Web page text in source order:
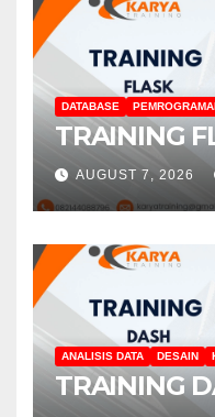
DATABASE
TRAINING
AUGUST 7, 2026
ANALISIS DATA DESAIN
TRAINING